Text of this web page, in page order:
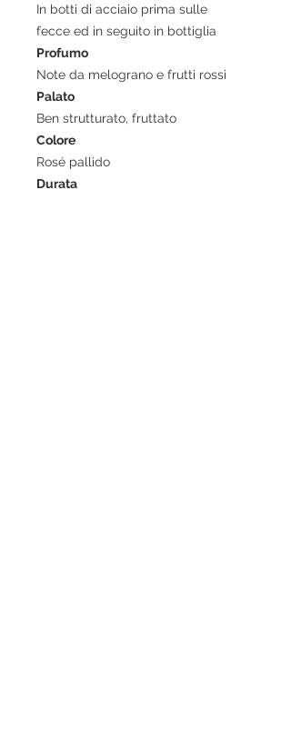
In botti di acciaio prima sulle
fecce ed in seguito in bottiglia
Profumo
Note da melograno e frutti rossi
Palato
Ben strutturato, fruttato
Colore
Rosé pallido
Durata